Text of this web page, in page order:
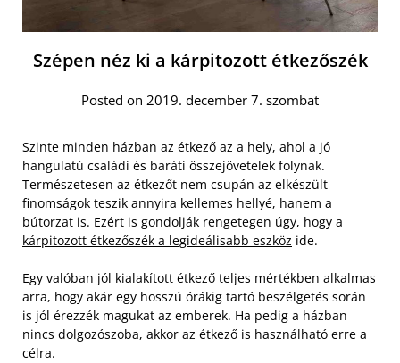
Szépen néz ki a kárpitozott étkezőszék
Posted on 2019. december 7. szombat
Szinte minden házban az étkező az a hely, ahol a jó
hangulatú családi és baráti összejövetelek folynak.
Természetesen az étkezőt nem csupán az elkészült
finomságok teszik annyira kellemes hellyé, hanem a
bútorzat is. Ezért is gondolják rengetegen úgy, hogy a
kárpitozott étkezőszék a legideálisabb eszköz ide.
Egy valóban jól kialakított étkező teljes mértékben alkalmas
arra, hogy akár egy hosszú órákig tartó beszélgetés során
is jól érezzék magukat az emberek. Ha pedig a házban
nincs dolgozószoba, akkor az étkező is használható erre a
célra.